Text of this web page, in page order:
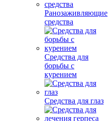
Ранозаживляющие
средства
Средства для
борьбы с
курением
Средства для глаз